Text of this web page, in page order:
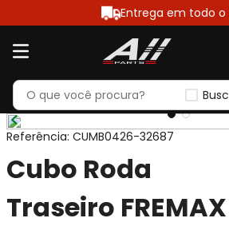
Entrega em todo o
Referência: CUMB0426-32687
Cubo Roda
Traseiro FREMAX